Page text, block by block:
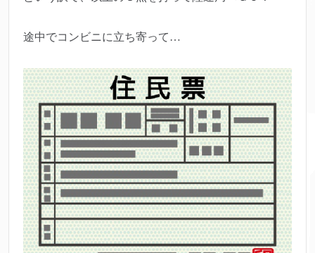
途中でコンビニに立ち寄って…